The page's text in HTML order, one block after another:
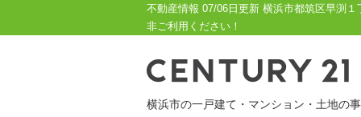
不動産情報 07/06日更新 横浜市都筑区早渕
非ご利用ください！
横浜市の一戸建て・マンション・土地の